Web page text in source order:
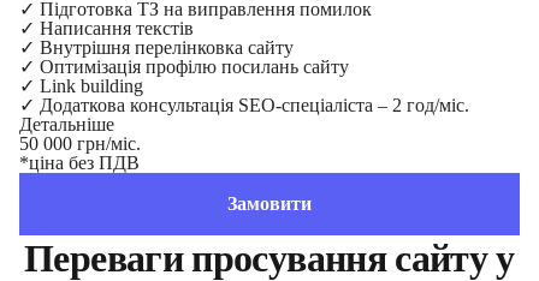
✓ Підготовка ТЗ на виправлення помилок
✓ Написання текстів
✓ Внутрішня перелінковка сайту
✓ Оптимізація профілю посилань сайту
✓ Link building
✓ Додаткова консультація SEO-спеціаліста – 2 год/міс.
Детальніше
50 000 грн/міс.
*ціна без ПДВ
Замовити
Переваги просування сайту у